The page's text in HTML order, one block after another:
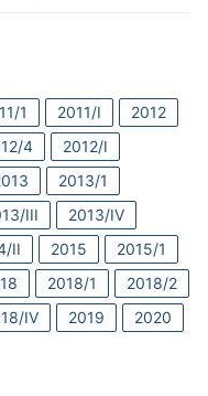
1 2011/I
2012
4
2012/I
2013/1
III
2013/IV
II 2015
2015/1
2018/1
2018/2
IV 2019
2020